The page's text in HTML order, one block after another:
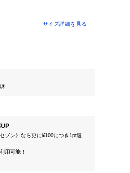
サイズ詳細を見る
料
UP
ゾン》なら更に¥100につき1pt還
用可能！